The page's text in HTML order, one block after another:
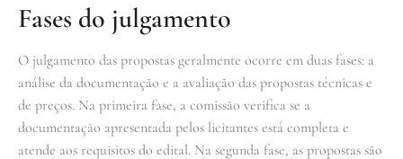
Fases do julgamento
O julgamento das propostas geralmente ocorre em duas fases: a
análise da documentação e a avaliação das propostas técnicas e
de preços. Na primeira fase, a comissão verifica se a
documentação apresentada pelos licitantes está completa e
atende aos requisitos do edital. Na segunda fase, as propostas são